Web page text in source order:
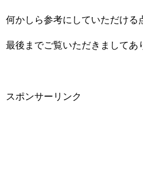
何かしら参考にしていただける
最後までご覧いただきましてあ
スポンサーリンク